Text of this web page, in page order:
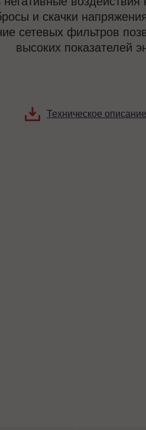
и скачки
сетевых фильтров
высоких показателей
Техническое